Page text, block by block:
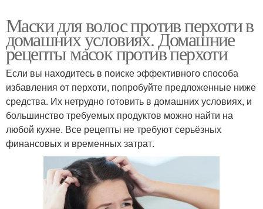
Маски для волос против перхоти в
домашних условиях. Домашние
рецепты масок против перхоти
Если вы находитесь в поиске эффективного способа
избавления от перхоти, попробуйте предложенные ниже
средства. Их нетрудно готовить в домашних условиях, и
большинство требуемых продуктов можно найти на
любой кухне. Все рецепты не требуют серьёзных
финансовых и временных затрат.